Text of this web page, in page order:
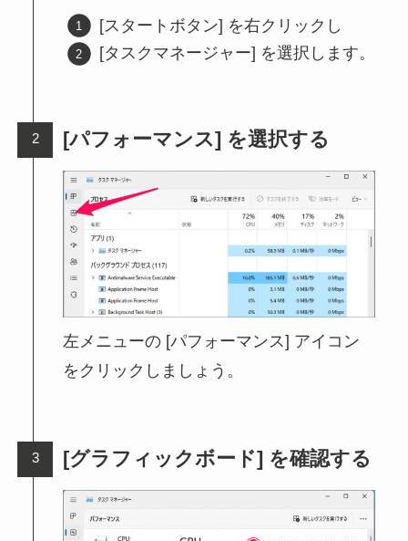
[スタートボタン] を右クリックし
[タスクマネージャー] を選択します。
[パフォーマンス] を選択する
左メニューの [パフォーマンス] アイコン
をクリックしましょう。
[グラフィックボード] を確認する